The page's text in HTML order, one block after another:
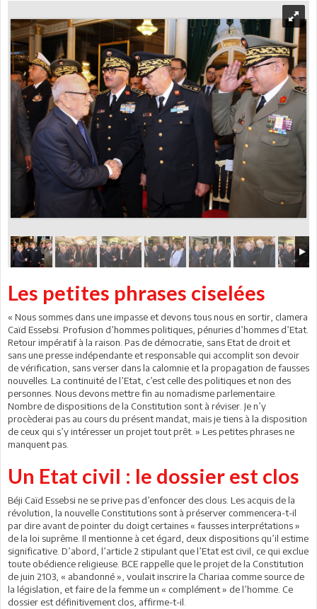
Les petites phrases ciselées
« Nous sommes dans une impasse et devons tous nous en sortir, clamera
Caïd Essebsi. Profusion d’hommes politiques, pénuries d’hommes d’Etat.
Retour impératif à la raison. Pas de démocratie, sans Etat de droit et
sans une presse indépendante et responsable qui accomplit son devoir
de vérification, sans verser dans la calomnie et la propagation de fausses
nouvelles. La continuité de l’Etat, c’est celle des politiques et non des
personnes. Nous devons mettre fin au nomadisme parlementaire.
Nombre de dispositions de la Constitution sont à réviser. Je n’y
procèderai pas au cours du présent mandat, mais je tiens à la disposition
de ceux qui s’y intéresser un projet tout prêt. » Les petites phrases ne
manquent pas.
Un Etat civil : le dossier est clos
Béji Caïd Essebsi ne se prive pas d’enfoncer des clous. Les acquis de la
révolution, la nouvelle Constitutions sont à préserver commencera-t-il
par dire avant de pointer du doigt certaines « fausses interprétations »
de la loi suprême. Il mentionne à cet égard, deux dispositions qu’il estime
significative. D’abord, l’article 2 stipulant que l’Etat est civil, ce qui exclue
toute obédience religieuse. BCE rappelle que le projet de la Constitution
de juin 2103, « abandonné », voulait inscrire la Chariaa comme source de
la législation, et faire de la femme un « complément » de l’homme. Ce
dossier est définitivement clos, affirme-t-il.